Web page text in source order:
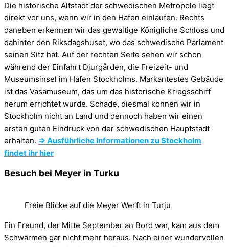
Die historische Altstadt der schwedischen Metropole liegt
direkt vor uns, wenn wir in den Hafen einlaufen. Rechts
daneben erkennen wir das gewaltige Königliche Schloss und
dahinter den Riksdagshuset, wo das schwedische Parlament
seinen Sitz hat. Auf der rechten Seite sehen wir schon
während der Einfahrt Djurgården, die Freizeit- und
Museumsinsel im Hafen Stockholms. Markantestes Gebäude
ist das Vasamuseum, das um das historische Kriegsschiff
herum errichtet wurde. Schade, diesmal können wir in
Stockholm nicht an Land und dennoch haben wir einen
ersten guten Eindruck von der schwedischen Hauptstadt
erhalten. ⇒ Ausführliche Informationen zu Stockholm
findet ihr hier
Besuch bei Meyer in Turku
Freie Blicke auf die Meyer Werft in Turju
Ein Freund, der Mitte September an Bord war, kam aus dem
Schwärmen gar nicht mehr heraus. Nach einer wundervollen